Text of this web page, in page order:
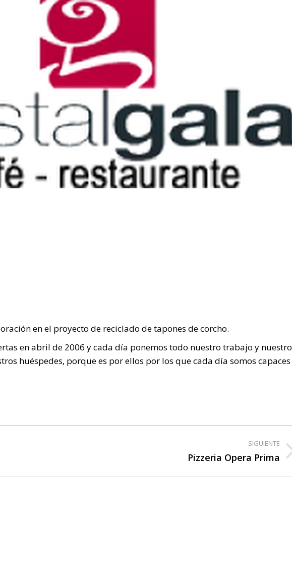
en el proyecto de reciclado de tapones de corcho.
en abril de 2006 y cada día ponemos todo nuestro trabajo y nuestro
huéspedes, porque es por ellos por los que cada día somos capaces
SIGUIENTE
Pizzeria Opera Prima